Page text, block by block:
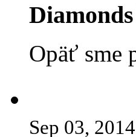
Opäť sme
Sep 03, 2014